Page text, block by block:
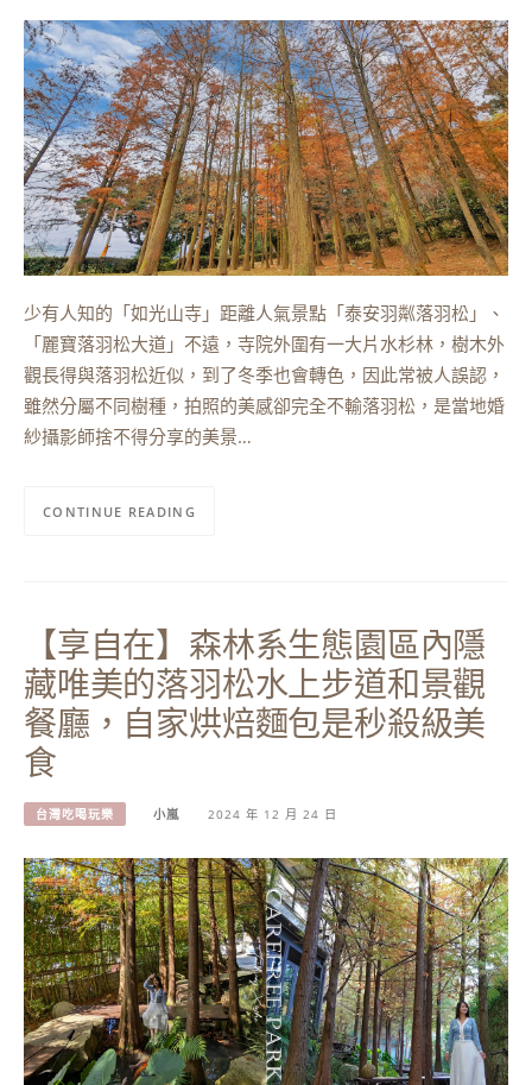
少有人知的「如光山寺」距離人氣景點「泰安羽粼落羽松」、
「麗寶落羽松大道」不遠，寺院外圍有一大片水杉林，樹木外
觀長得與落羽松近似，到了冬季也會轉色，因此常被人誤認，
雖然分屬不同樹種，拍照的美感卻完全不輸落羽松，是當地婚
紗攝影師捨不得分享的美景…
CONTINUE READING
【享自在】森林系生態園區內隱
藏唯美的落羽松水上步道和景觀
餐廳，自家烘焙麵包是秒殺級美
食
台灣吃喝玩樂 小嵐 2024 年 12 月 24 日